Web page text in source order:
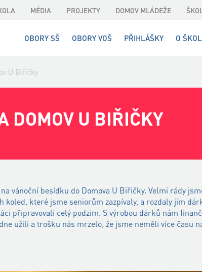
MÉDIA PROJEKTY DOMOV MLÁDEŽE
OBORY SŠ OBORY VOŠ PŘIHLÁŠKY O
U Biřičky
DOMOV U BIŘIČKY
vánoční besídku do Domova U Biřičky. Velmi rády
koled, které jsme seniorům zazpívaly, a rozdaly jim
připravovali celý podzim. S výrobou dárků nám
užili a trošku nás mrzelo, že jsme neměli více času